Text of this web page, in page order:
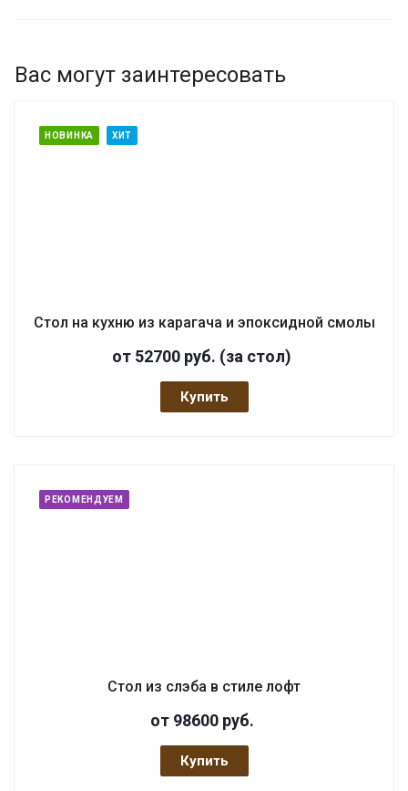
Вас могут заинтересовать
НОВИНКА ХИТ
Стол на кухню из карагача и эпоксидной смолы
от 52700 руб. (за стол)
Купить
РЕКОМЕНДУЕМ
Стол из слэба в стиле лофт
от 98600 руб.
Купить